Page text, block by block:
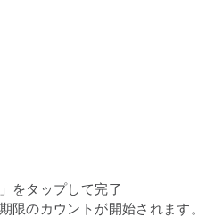
をタップして完了
のカウントが開始されます。